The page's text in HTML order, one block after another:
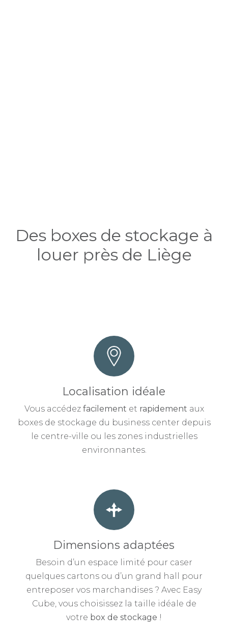
Des boxes de stockage à
louer près de Liège
Localisation idéale
Vous accédez facilement et rapidement aux
boxes de stockage du business center depuis
le centre-ville ou les zones industrielles
environnantes.
Dimensions adaptées
Besoin d’un espace limité pour caser
quelques cartons ou d’un grand hall pour
entreposer vos marchandises ? Avec Easy
Cube, vous choisissez la taille idéale de
votre box de stockage !